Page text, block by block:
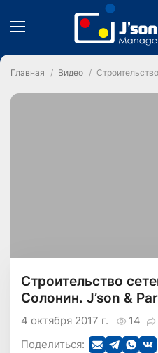
Главная Видео
Строительство
Солонин. J’son &
14
4 октября 2017 г.
Поделиться: